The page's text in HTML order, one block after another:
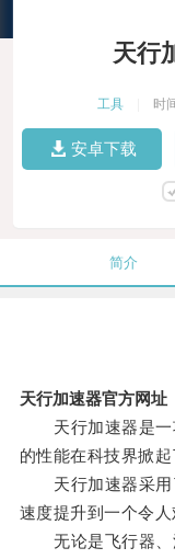
天行
工具 时
安卓下载
简介
天行加速器官方网址
天行加速器是一
的性能在科技界掀起
天行加速器采用
速度提升到一个令人
无论是飞行器、